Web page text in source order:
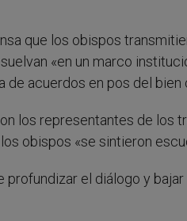
que los obispos
«en un marco
de acuerdos en pos del
los representantes de los
obispos «se sintieron
el diálogo y